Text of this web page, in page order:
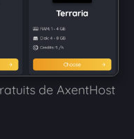
de AxentHost